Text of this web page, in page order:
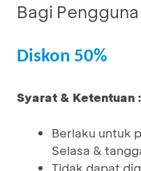
Bagi Pengguna
Diskon 50%
Syarat & Ketentuan :
Berlaku untuk
Selasa &
Tidak dapat